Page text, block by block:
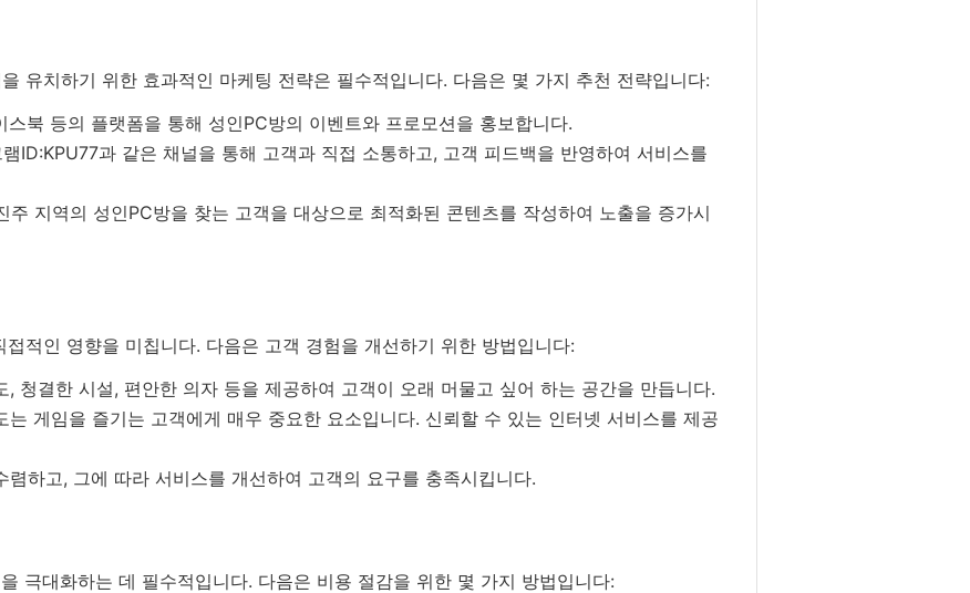
유치하기 위한 효과적인 마케팅 전략은 필수적입니다. 다음은 몇 가지 추천 전략입니다:
스북 등의 플랫폼을 통해 성인PC방의 이벤트와 프로모션을 홍보합니다.
ID:KPU77과 같은 채널을 통해 고객과 직접 소통하고, 고객 피드백을 반영하여 서비스를
주 지역의 성인PC방을 찾는 고객을 대상으로 최적화된 콘텐츠를 작성하여 노출을 증가시
적인 영향을 미칩니다. 다음은 고객 경험을 개선하기 위한 방법입니다:
, 청결한 시설, 편안한 의자 등을 제공하여 고객이 오래 머물고 싶어 하는 공간을 만듭니다.
는 게임을 즐기는 고객에게 매우 중요한 요소입니다. 신뢰할 수 있는 인터넷 서비스를 제공
렴하고, 그에 따라 서비스를 개선하여 고객의 요구를 충족시킵니다.
극대화하는 데 필수적입니다. 다음은 비용 절감을 위한 몇 가지 방법입니다: